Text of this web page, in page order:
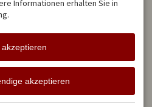
Wir melden uns
schnellstmöglich zurück und
beantworten Ihre Fragen mit
der gewohnten Sorgfalt.
Instagram YouTube
Informationen erhalten Sie in
akzeptieren
akzeptieren